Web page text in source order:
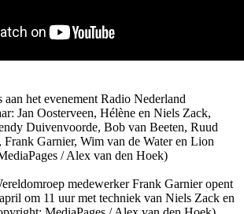
het evenement Radio Nederland
Jan Oosterveen, Hélène en Niels Zack,
Duivenvoorde, Bob van Beeten, Ruud
Frank Garnier, Wim van de Water en Lion
/ Alex van den Hoek)
medewerker Frank Garnier opent
om 11 uur met techniek van Niels Zack en